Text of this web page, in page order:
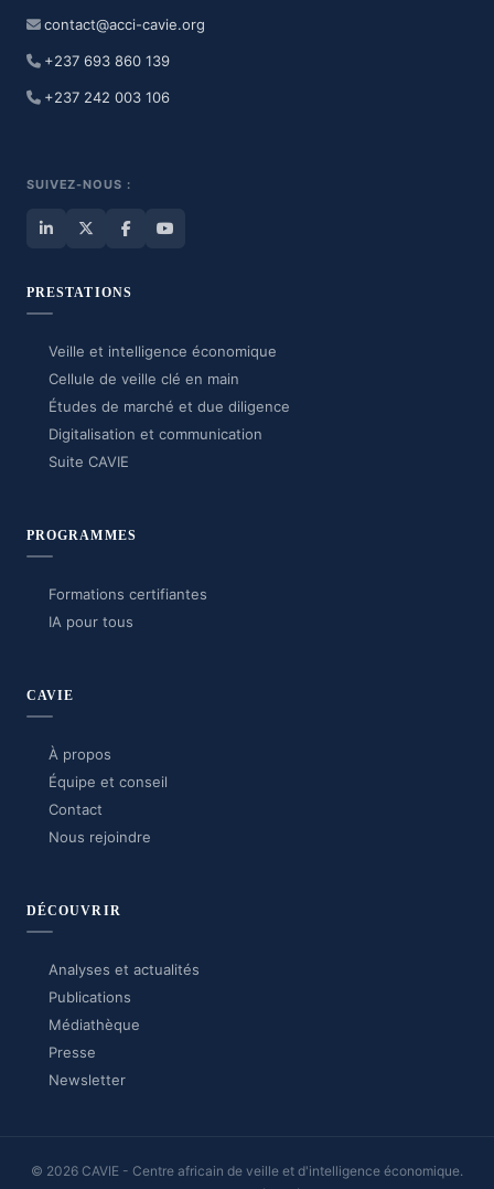
contact@acci-cavie.org
+237 693 860 139
+237 242 003 106
SUIVEZ-NOUS :
PRESTATIONS
Veille et intelligence économique
Cellule de veille clé en main
Études de marché et due diligence
Digitalisation et communication
Suite CAVIE
PROGRAMMES
Formations certifiantes
IA pour tous
CAVIE
À propos
Équipe et conseil
Contact
Nous rejoindre
DÉCOUVRIR
Analyses et actualités
Publications
Médiathèque
Presse
Newsletter
© 2026 CAVIE - Centre africain de veille et d'intelligence économique.